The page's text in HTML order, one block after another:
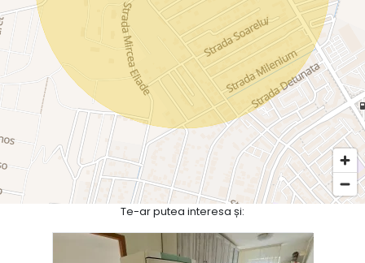
Te-ar putea interesa și: